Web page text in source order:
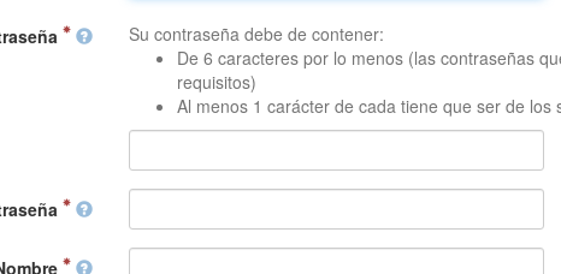
Su contraseña debe de contener:
De 6 caracteres por lo menos (las contraseñas
requisitos)
Al menos 1 carácter de cada tiene que ser de los